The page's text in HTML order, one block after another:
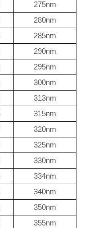
275nm
280nm
285nm
290nm
295nm
300nm
313nm
315nm
320nm
325nm
330nm
334nm
340nm
350nm
355nm